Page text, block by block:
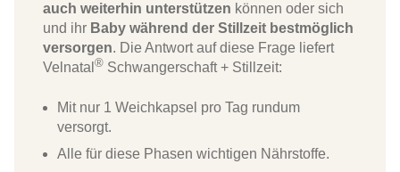
auch weiterhin unterstützen können oder sich
und ihr Baby während der Stillzeit bestmöglich
versorgen. Die Antwort auf diese Frage liefert
Velnatal ® Schwangerschaft + Stillzeit:
Mit nur 1 Weichkapsel pro Tag rundum
versorgt.
Alle für diese Phasen wichtigen Nährstoffe.